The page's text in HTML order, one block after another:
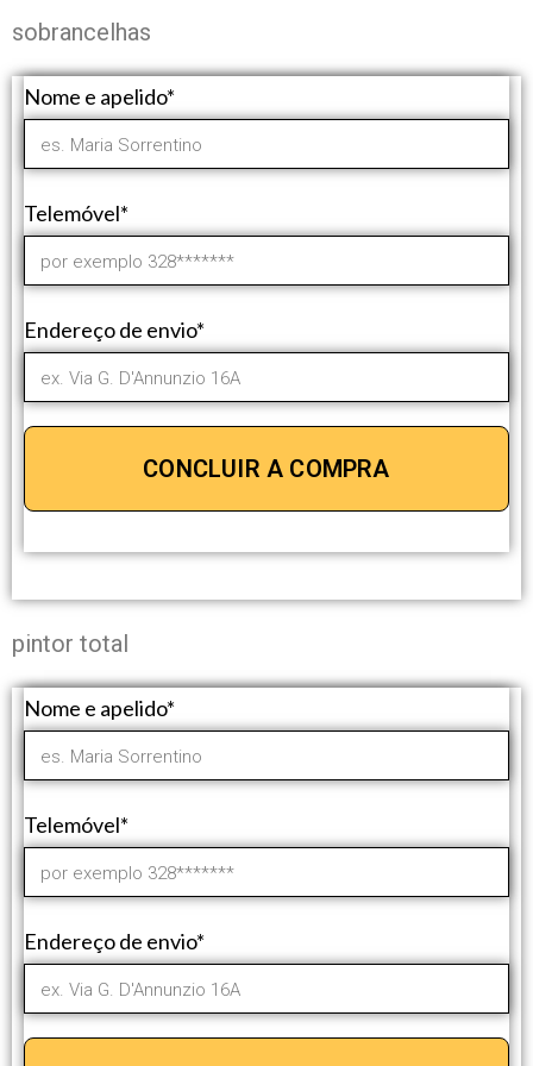
sobrancelhas
Nome e apelido*
Telemóvel*
Endereço de envio*
pintor total
Nome e apelido*
Telemóvel*
Endereço de envio*